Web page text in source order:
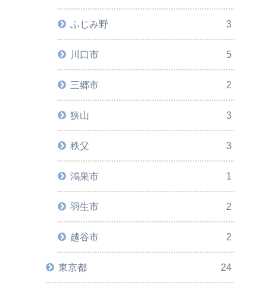
ふじみ野 3
川口市 5
三郷市 2
狭山 3
秩父 3
鴻巣市 1
羽生市 2
越谷市 2
東京都 24